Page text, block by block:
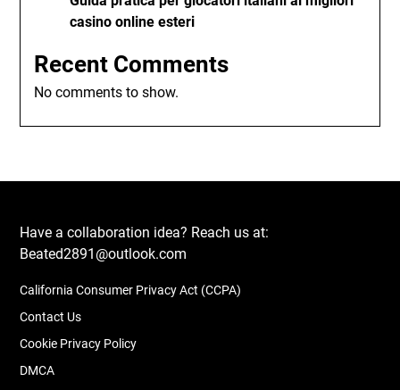
casino online esteri
Recent Comments
No comments to show.
Have a collaboration idea? Reach us at:
Beated2891@outlook.com
California Consumer Privacy Act (CCPA)
Contact Us
Cookie Privacy Policy
DMCA